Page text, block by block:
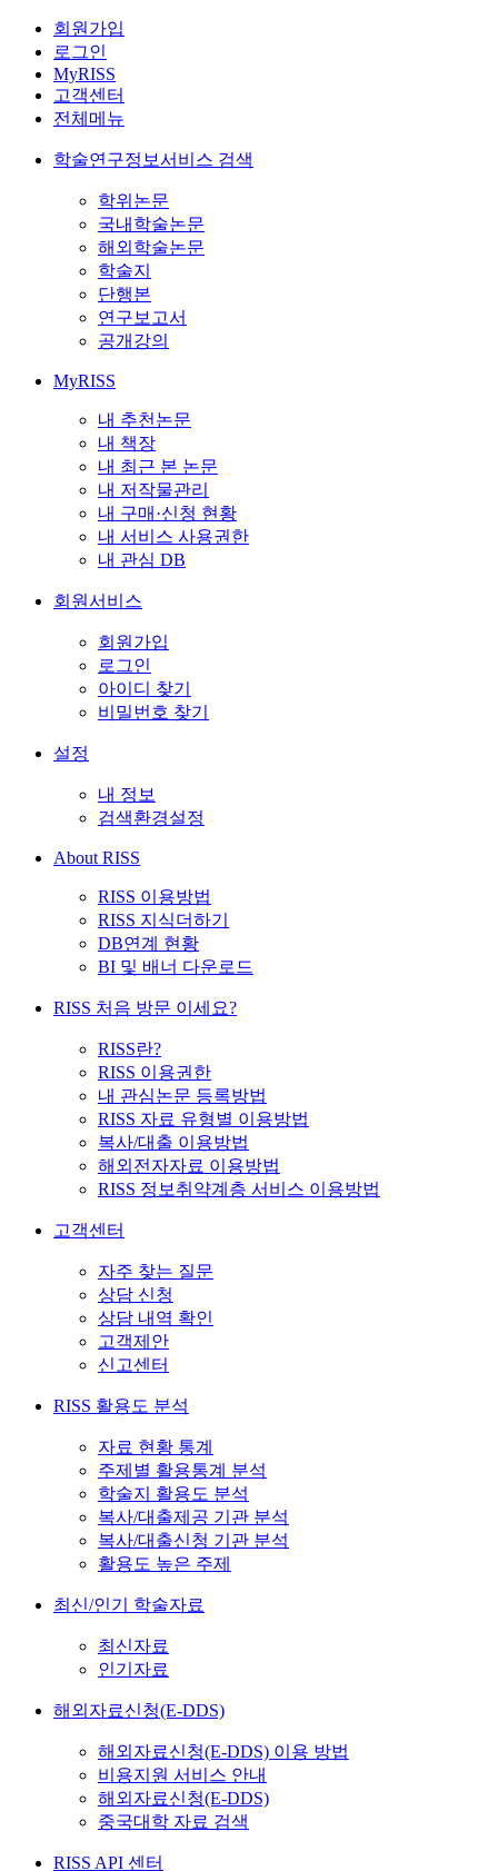
회원가입
로그인
MyRISS
고객센터
전체메뉴
학술연구정보서비스 검색
학위논문
국내학술논문
해외학술논문
학술지
단행본
연구보고서
공개강의
MyRISS
내 추천논문
내 책장
내 최근 본 논문
내 저작물관리
내 구매·신청 현황
내 서비스 사용권한
내 관심 DB
회원서비스
회원가입
로그인
아이디 찾기
비밀번호 찾기
설정
내 정보
검색환경설정
About RISS
RISS 이용방법
RISS 지식더하기
DB연계 현황
BI 및 배너 다운로드
RISS 처음 방문 이세요?
RISS란?
RISS 이용권한
내 관심논문 등록방법
RISS 자료 유형별 이용방법
복사/대출 이용방법
해외전자자료 이용방법
RISS 정보취약계층 서비스 이용방법
고객센터
자주 찾는 질문
상담 신청
상담 내역 확인
고객제안
신고센터
RISS 활용도 분석
자료 현황 통계
주제별 활용통계 분석
학술지 활용도 분석
복사/대출제공 기관 분석
복사/대출신청 기관 분석
활용도 높은 주제
최신/인기 학술자료
최신자료
인기자료
해외자료신청(E-DDS)
해외자료신청(E-DDS) 이용 방법
비용지원 서비스 안내
해외자료신청(E-DDS)
중국대학 자료 검색
RISS API 센터